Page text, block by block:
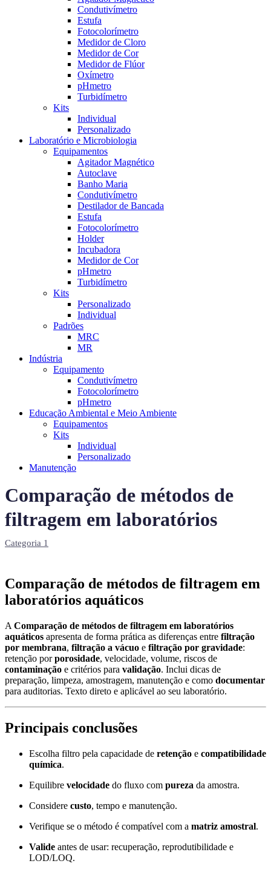
Condutivímetro
Estufa
Fotocolorímetro
Medidor de Cloro
Medidor de Cor
Medidor de Flúor
Oxímetro
pHmetro
Turbidímetro
Kits
Individual
Personalizado
Laboratório e Microbiologia
Equipamentos
Agitador Magnético
Autoclave
Banho Maria
Condutivímetro
Destilador de Bancada
Estufa
Fotocolorímetro
Holder
Incubadora
Medidor de Cor
pHmetro
Turbidímetro
Kits
Personalizado
Individual
Padrões
MRC
MR
Indústria
Equipamento
Condutivímetro
Fotocolorímetro
pHmetro
Educação Ambiental e Meio Ambiente
Equipamentos
Kits
Individual
Personalizado
Manutenção
Comparação de métodos de
filtragem em laboratórios
Categoria 1
Comparação de métodos de filtragem em
laboratórios aquáticos
A Comparação de métodos de filtragem em laboratórios
aquáticos apresenta de forma prática as diferenças entre filtração
por membrana, filtração a vácuo e filtração por gravidade:
retenção porporosidade, velocidade, volume, riscos de
contaminação e critérios para validação. Inclui dicas de
preparação, limpeza, amostragem, manutenção e como documentar
para auditorias. Texto direto e aplicável ao seu laboratório.
Principais conclusões
Escolha filtro pela capacidade de retenção e compatibilidade
química.
Equilibre velocidade do fluxo com pureza da amostra.
Considere custo, tempo e manutenção.
Verifique se o método é compatível com a matriz amostral.
Valide antes de usar: recuperação, reprodutibilidade e
LOD/LOQ.